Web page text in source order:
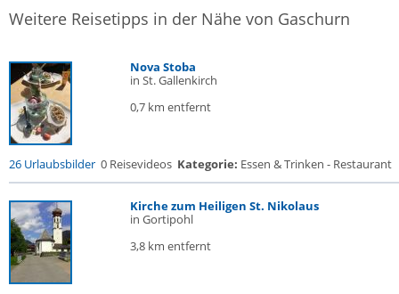
Weitere Reisetipps in der Nähe von Gaschurn
Nova Stoba
in St. Gallenkirch
0,7 km entfernt
26 Urlaubsbilder 0 Reisevideos Kategorie: Essen & Trinken - Restaurant
Kirche zum Heiligen St. Nikolaus
in Gortipohl
3,8 km entfernt